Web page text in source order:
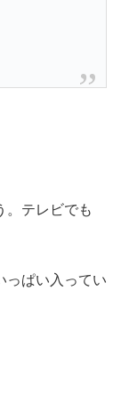
。テレビでも
っぱい入ってい